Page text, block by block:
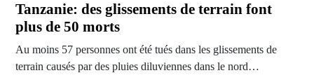
Tanzanie: des glissements de terrain font
plus de 50 morts
Au moins 57 personnes ont été tués dans les glissements de
terrain causés par des pluies diluviennes dans le nord…